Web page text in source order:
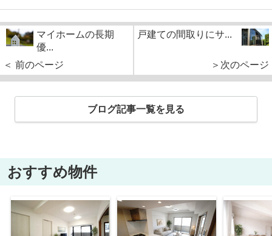
マイホームの長期
優...
＜ 前のページ
戸建ての間取りにサ...
＞次のページ
ブログ記事一覧を見る
おすすめ物件